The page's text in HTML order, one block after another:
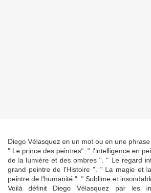
Diego Vélasquez en un mot ou en une phrase
" Le prince des peintres". " l'intelligence en
de la lumière et des ombres ". " Le regard
grand peintre de l'Histoire ". " La magie et
peintre de l'humanité ". " Sublime et
Voilà définit Diego Vélasquez par les